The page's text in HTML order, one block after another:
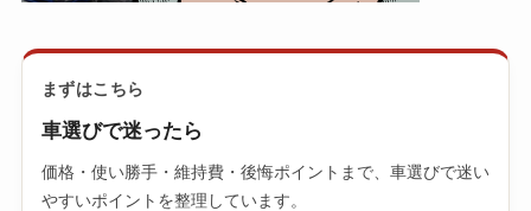
まずはこちら
車選びで迷ったら
価格・使い勝手・維持費・後悔ポイントまで、車選びで迷い
やすいポイントを整理しています。